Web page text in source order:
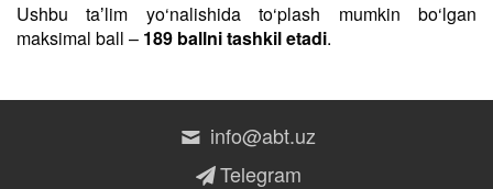
Ushbu taʼlim yo‘nalishida to‘plash mumkin bo‘lgan
maksimal ball – 189 ballni tashkil etadi.
info@abt.uz
Telegram